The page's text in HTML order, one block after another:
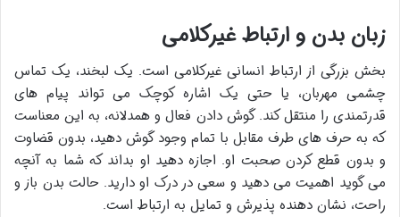
زبان بدن و ارتباط غیرکلامی
بخش بزرگی از ارتباط انسانی غیرکلامی است. یک لبخند، یک تماس
چشمی مهربان، یا حتی یک اشاره کوچک می تواند پیام های
قدرتمندی را منتقل کند. گوش دادن فعال و همدلانه، به این معناست
که به حرف های طرف مقابل با تمام وجود گوش دهید، بدون قضاوت
و بدون قطع کردن صحبت او. اجازه دهید او بداند که شما به آنچه
می گوید اهمیت می دهید و سعی در درک او دارید. حالت بدن باز و
راحت، نشان دهنده پذیرش و تمایل به ارتباط است.